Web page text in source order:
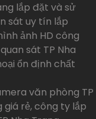
lắp đặt và sử
sát uy tín lắp
ảnh HD công
sát TP Nha
ổn định chất
văn phòng TP
giá rẻ, công ty lắp